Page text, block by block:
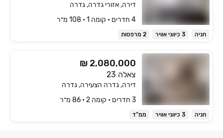
דירה, אזורי גדרה, גדרה
4 חדרים • קומה ‎1‏ • 108 מ״ר
חניה 3 כיווני אוויר 2 מרפסות
₪ 2,080,000
צאלה 23
דירה, גדרה הצעירה, גדרה
3 חדרים • קומה ‎2‏ • 86 מ״ר
חניה 3 כיווני אוויר ממ"ד